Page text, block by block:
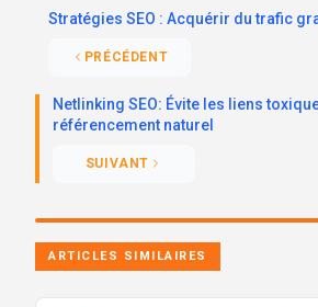
Stratégies SEO : Acquérir du trafic
PRÉCÉDENT
Netlinking SEO: Évite les liens
référencement naturel
SUIVANT
ARTICLES SIMILAIRES